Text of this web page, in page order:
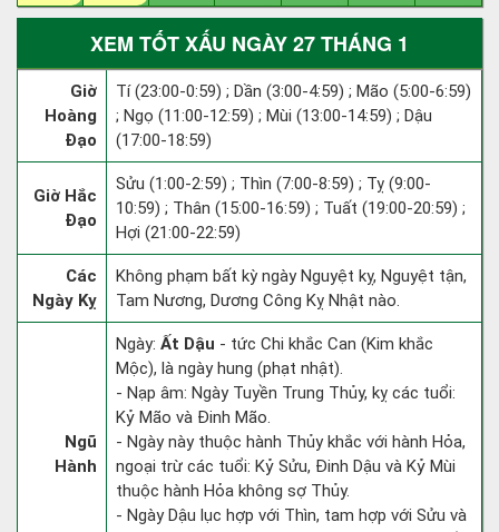
XEM TỐT XẤU NGÀY 27 THÁNG 1
Giờ
Hoàng
Đạo
Tí (23:00-0:59) ; Dần (3:00-4:59) ; Mão (5:00-6:59)
; Ngọ (11:00-12:59) ; Mùi (13:00-14:59) ; Dậu
(17:00-18:59)
Giờ Hắc
Đạo
Sửu (1:00-2:59) ; Thìn (7:00-8:59) ; Tỵ (9:00-
10:59) ; Thân (15:00-16:59) ; Tuất (19:00-20:59) ;
Hợi (21:00-22:59)
Các
Ngày Kỵ
Không phạm bất kỳ ngày Nguyệt kỵ, Nguyệt tận,
Tam Nương, Dương Công Kỵ Nhật nào.
Ngũ
Hành
Ngày: Ất Dậu - tức Chi khắc Can (Kim khắc
Mộc), là ngày hung (phạt nhật).
- Nạp âm: Ngày Tuyền Trung Thủy, kỵ các tuổi:
Kỷ Mão và Đinh Mão.
- Ngày này thuộc hành Thủy khắc với hành Hỏa,
ngoại trừ các tuổi: Kỷ Sửu, Đinh Dậu và Kỷ Mùi
thuộc hành Hỏa không sợ Thủy.
- Ngày Dậu lục hợp với Thìn, tam hợp với Sửu và